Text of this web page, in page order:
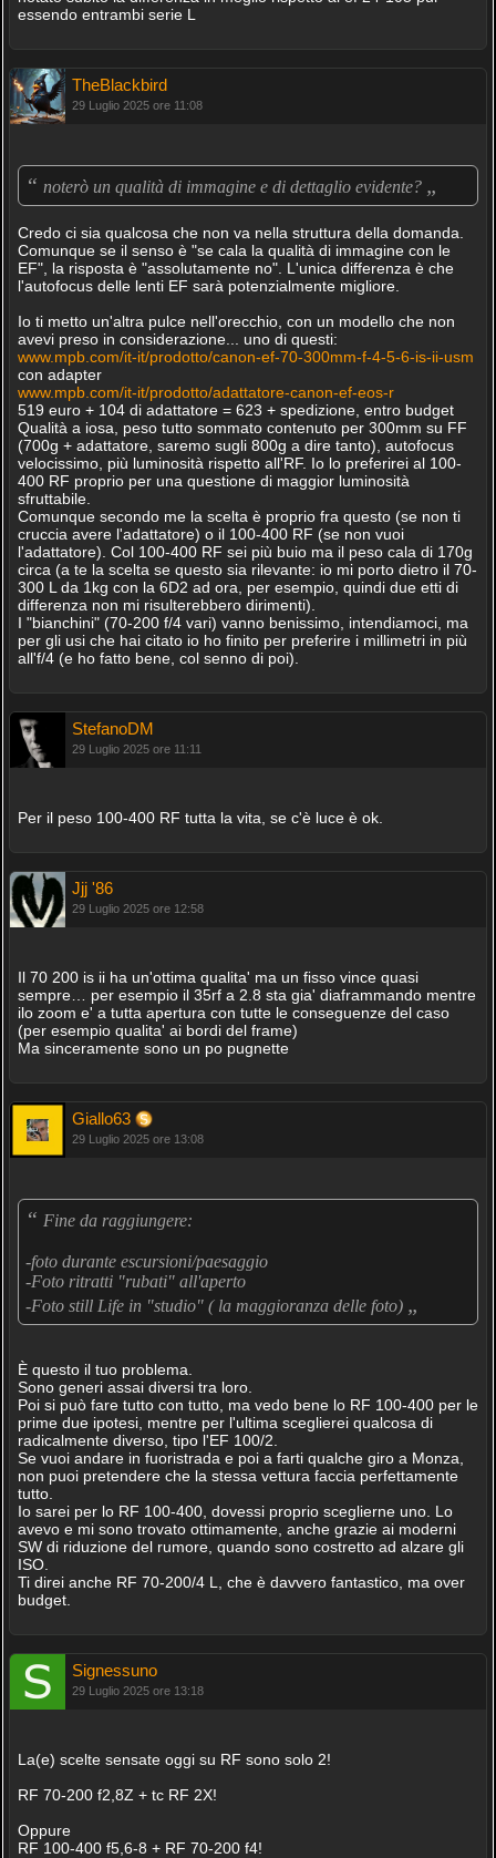
essendo entrambi serie L
TheBlackbird
29 Luglio 2025 ore 11:08
“ noterò un qualità di immagine e di dettaglio evidente? „
Credo ci sia qualcosa che non va nella struttura della domanda.
Comunque se il senso è "se cala la qualità di immagine con le
EF", la risposta è "assolutamente no". L'unica differenza è che
l'autofocus delle lenti EF sarà potenzialmente migliore.
Io ti metto un'altra pulce nell'orecchio, con un modello che non
avevi preso in considerazione... uno di questi:
www.mpb.com/it-it/prodotto/canon-ef-70-300mm-f-4-5-6-is-ii-usm
con adapter
www.mpb.com/it-it/prodotto/adattatore-canon-ef-eos-r
519 euro + 104 di adattatore = 623 + spedizione, entro budget
Qualità a iosa, peso tutto sommato contenuto per 300mm su FF
(700g + adattatore, saremo sugli 800g a dire tanto), autofocus
velocissimo, più luminosità rispetto all'RF. Io lo preferirei al 100-
400 RF proprio per una questione di maggior luminosità
sfruttabile.
Comunque secondo me la scelta è proprio fra questo (se non ti
cruccia avere l'adattatore) o il 100-400 RF (se non vuoi
l'adattatore). Col 100-400 RF sei più buio ma il peso cala di 170g
circa (a te la scelta se questo sia rilevante: io mi porto dietro il 70-
300 L da 1kg con la 6D2 ad ora, per esempio, quindi due etti di
differenza non mi risulterebbero dirimenti).
I "bianchini" (70-200 f/4 vari) vanno benissimo, intendiamoci, ma
per gli usi che hai citato io ho finito per preferire i millimetri in più
all'f/4 (e ho fatto bene, col senno di poi).
StefanoDM
29 Luglio 2025 ore 11:11
Per il peso 100-400 RF tutta la vita, se c'è luce è ok.
Jjj '86
29 Luglio 2025 ore 12:58
Il 70 200 is ii ha un'ottima qualita' ma un fisso vince quasi
sempre… per esempio il 35rf a 2.8 sta gia' diaframmando mentre
ilo zoom e' a tutta apertura con tutte le conseguenze del caso
(per esempio qualita' ai bordi del frame)
Ma sinceramente sono un po pugnette
Giallo63
29 Luglio 2025 ore 13:08
“ Fine da raggiungere:
-foto durante escursioni/paesaggio
-Foto ritratti "rubati" all'aperto
-Foto still Life in "studio" ( la maggioranza delle foto) „
È questo il tuo problema.
Sono generi assai diversi tra loro.
Poi si può fare tutto con tutto, ma vedo bene lo RF 100-400 per le
prime due ipotesi, mentre per l'ultima sceglierei qualcosa di
radicalmente diverso, tipo l'EF 100/2.
Se vuoi andare in fuoristrada e poi a farti qualche giro a Monza,
non puoi pretendere che la stessa vettura faccia perfettamente
tutto.
Io sarei per lo RF 100-400, dovessi proprio sceglierne uno. Lo
avevo e mi sono trovato ottimamente, anche grazie ai moderni
SW di riduzione del rumore, quando sono costretto ad alzare gli
ISO.
Ti direi anche RF 70-200/4 L, che è davvero fantastico, ma over
budget.
Signessuno
29 Luglio 2025 ore 13:18
La(e) scelte sensate oggi su RF sono solo 2!
RF 70-200 f2,8Z + tc RF 2X!
Oppure
RF 100-400 f5,6-8 + RF 70-200 f4!